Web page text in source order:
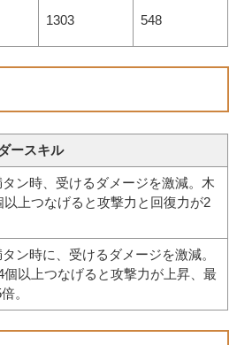
1303 548
ースキル
タン時、受けるダメージを激減。木
以上つなげると攻撃力と回復力が2
ン時に、受けるダメージを激減。
個以上つなげると攻撃力が上昇、最
。